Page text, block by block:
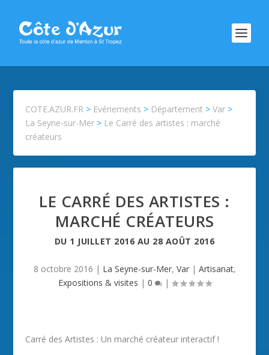
COTE.AZUR.FR > Evénements > Département >Var >
La Seyne-sur-Mer > Le Carré des artistes : marché
créateurs
LE CARRÉ DES ARTISTES :
MARCHÉ CRÉATEURS
DU 1 JUILLET 2016 AU 28 AOÛT 2016
8 octobre 2016 | La Seyne-sur-Mer, Var| Artisanat,
Expositions & visites | 0 |
Carré des Artistes : Un marché créateur interactif !